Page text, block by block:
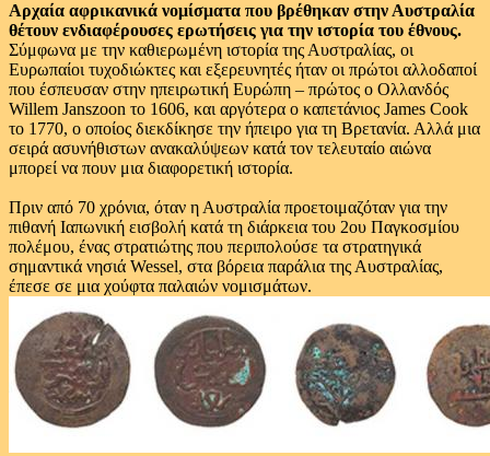
Αρχαία αφρικανικά νομίσματα που βρέθηκαν στην Αυστραλία
θέτουν ενδιαφέρουσες ερωτήσεις για την ιστορία του έθνους.
Σύμφωνα με την καθιερωμένη ιστορία της Αυστραλίας, οι
Ευρωπαίοι τυχοδιώκτες και εξερευνητές ήταν οι πρώτοι αλλοδαποί
που έσπευσαν στην ηπειρωτική Ευρώπη – πρώτος o Oλλανδός
Willem Janszoon το 1606, και αργότερα ο καπετάνιος James Cook
το 1770, ο οποίος διεκδίκησε την ήπειρο για τη Βρετανία. Αλλά μια
σειρά ασυνήθιστων ανακαλύψεων κατά τον τελευταίο αιώνα
μπορεί να πoυν μια διαφορετική ιστορία.
Πριν από 70 χρόνια, όταν η Αυστραλία προετοιμαζόταν για την
πιθανή Ιαπωνική εισβολή κατά τη διάρκεια του 2ου Παγκοσμίου
πολέμου, ένας στρατιώτης που περιπολούσε τα στρατηγικά
σημαντικά νησιά Wessel, στα βόρεια παράλια της Αυστραλίας,
έπεσε σε μια χούφτα παλαιών νομισμάτων.